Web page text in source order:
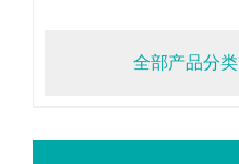
全部产品分类